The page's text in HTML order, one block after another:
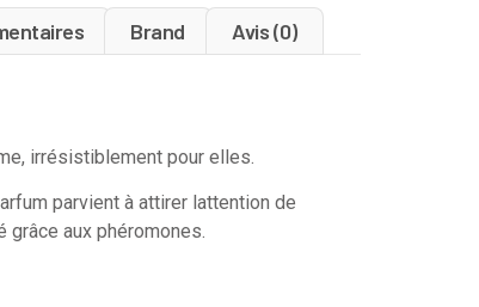
Brand Avis (0)
irrésistiblement pour elles.
parvient à attirer lattention de
grâce aux phéromones.